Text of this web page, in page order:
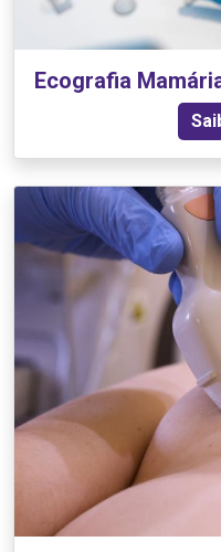
Ecografia